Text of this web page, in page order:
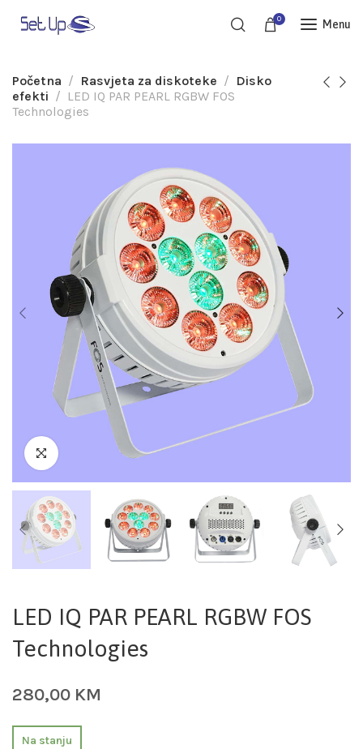
0 Menu
Početna Rasvjeta za diskoteke
Disko
efekti
LED IQ PAR PEARL RGBW FOS
Technologies
LED IQ PAR PEARL RGBW FOS
Technologies
280,00 KM
Na stanju